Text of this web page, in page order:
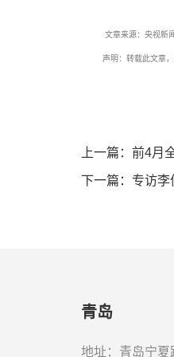
文章来源：央视新
声明：转载此文章，是
上一篇：前4月
下一篇：专访
青岛
地址：青岛宁夏